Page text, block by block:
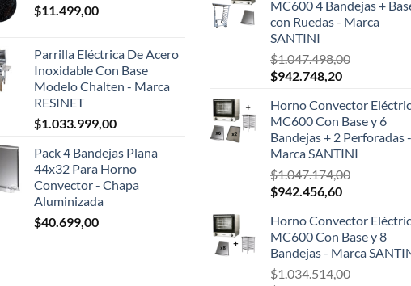
$11.499,00
Parrilla Eléctrica De Acero
Inoxidable Con Base
Modelo Chalten - Marca
RESINET
$1.033.999,00
Pack 4 Bandejas Plana
44x32 Para Horno
Convector - Chapa
Aluminizada
$40.699,00
era:
$124.999,00.
MC600 4 Bandejas +
con Ruedas - Marca
SANTINI
$1.047.498,00
El
original
era:
$1.047.498,00.
$942.748,20El
actual
es:
$942.748,20.
Horno Convector
MC600 Con Base y 6
Bandejas + 2 Perforadas -
Marca SANTINI
$1.047.174,00
El
original
era:
$1.047.174,00.
$942.456,60El
actual
es:
Horno Convector
MC600 Con Base y 8
Bandejas - Marca
$1.034.514,00